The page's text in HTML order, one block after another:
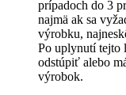
prípadoch do 3
najmä ak sa
výrobku,
Po uplynutí tejto
odstúpiť alebo
výrobok.